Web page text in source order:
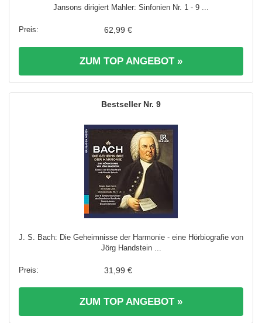
Jansons dirigiert Mahler: Sinfonien Nr. 1 - 9 ...
62,99 €
ZUM TOP ANGEBOT »
9
J. S. Bach: Die Geheimnisse der Harmonie - eine Hörbiografie von
Jörg Handstein ...
31,99 €
ZUM TOP ANGEBOT »